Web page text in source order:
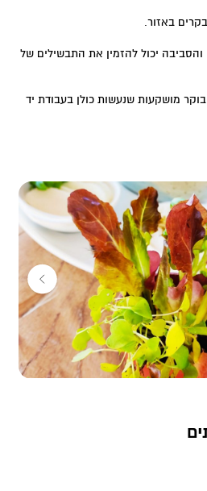
באזור.
יכול להזמין את התבשילים של
מושקעות שנעשות כולן בעבודת יד
המדבר כגון מטפונה (בתוך האדמה) –
שעות בתוך תנור מיוחד באדמה